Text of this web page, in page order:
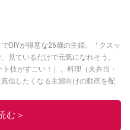
DIYが得意な26歳の主婦。「クスッ
見ているだけで元気になれそう。
技がすごい！）、料理（夫弁当・
似したくなる主婦向けの動画を配
チオシストの他の記事を読む
む＞